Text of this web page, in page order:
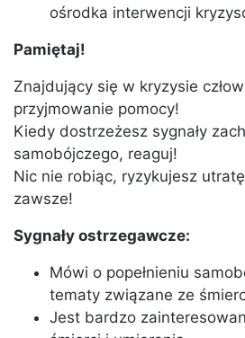
ośrodka interwencji
Pamiętaj!
Znajdujący się w kryzysie
przyjmowanie pomocy!
Kiedy dostrzeżesz sygnały
samobójczego, reaguj!
Nic nie robiąc, ryzykujesz
zawsze!
Sygnały ostrzegawcze:
Mówi o popełnieniu
tematy związane ze
Jest bardzo